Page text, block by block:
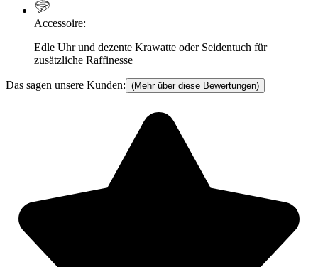
Accessoire:
Edle Uhr und dezente Krawatte oder Seidentuch für
zusätzliche Raffinesse
Das sagen unsere Kunden: (Mehr über diese Bewertungen)